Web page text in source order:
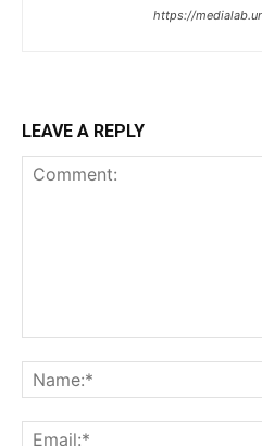
https://
LEAVE A REPLY